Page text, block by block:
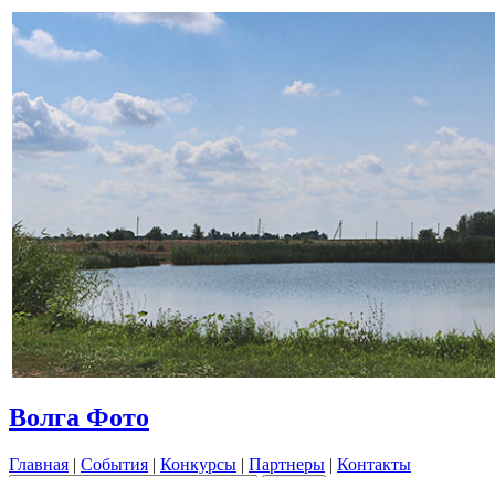
Волга Фото
Главная | События | Конкурсы | Партнеры | Контакты